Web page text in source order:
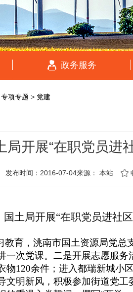
政务服务
专项专题 > 党建
局开展“在职党员进
发布时间：2016-07-04来源： 本站
国土局开展“在职党员进社
教育，洮南市国土资源局党
一次党课。二是开展志愿服务
物120余件；进入都瑞新城小
明新风，积极参加街道党工